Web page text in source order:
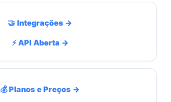
🤝 Integrações →
⚡ API Aberta →
💰 Planos e Preços →